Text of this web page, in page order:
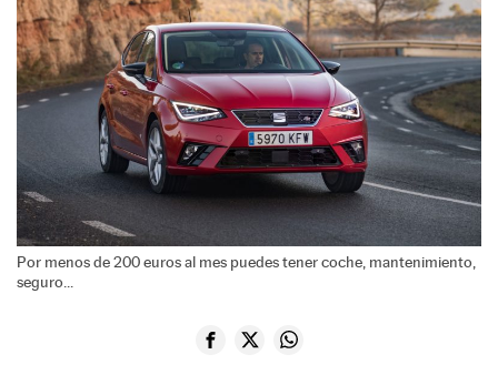
Por menos de 200 euros al mes puedes tener coche, mantenimiento,
seguro...